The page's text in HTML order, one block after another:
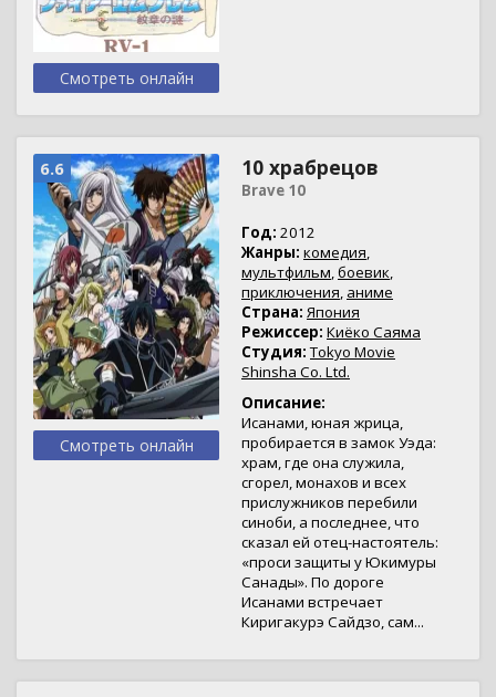
Смотреть онлайн
6.6
Смотреть онлайн
10 храбрецов
Brave 10
Год: 2012
Жанры: комедия,
мультфильм,боевик,
приключения, аниме
Страна: Япония
Режиссер: Киёко Саяма
Студия: Tokyo Movie
Shinsha Co. Ltd.
Описание:
Исанами, юная жрица,
пробирается в замок Уэда:
храм, где она служила,
сгорел, монахов и всех
прислужников перебили
синоби, а последнее, что
сказал ей отец-настоятель:
«проси защиты у Юкимуры
Санады». По дороге
Исанами встречает
Киригакурэ Сайдзо, сам...